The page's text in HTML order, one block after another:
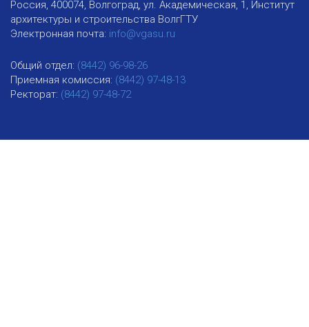
Россия, 400074, Волгоград, ул. Академическая, 1, Институт
архитектуры и строительства ВолгГТУ
Электронная почта: info@vgasu.ru
Общий отдел: (8442) 96-98-26
Приемная комиссия: (8442) 97-48-13
Ректорат: (8442) 97-48-72